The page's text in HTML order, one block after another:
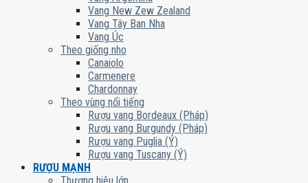
Vang New Zew Zealand
Vang Tây Ban Nha
Vang Úc
Theo giống nho
Canaiolo
Carmenere
Chardonnay
Theo vùng nổi tiếng
Rượu vang Bordeaux (Pháp)
Rượu vang Burgundy (Pháp)
Rượu vang Puglia (Ý)
Rượu vang Tuscany (Ý)
RƯỢU MẠNH